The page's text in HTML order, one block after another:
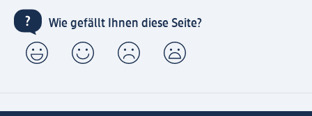
Wie gefällt Ihnen diese Seite?